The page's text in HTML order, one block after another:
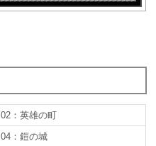
02：英雄の町
04：鎧の城